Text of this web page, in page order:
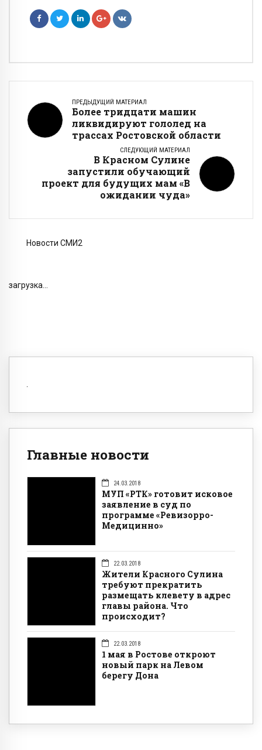
ПРЕДЫДУЩИЙ МАТЕРИАЛ
Более тридцати машин
ликвидируют гололед на
трассах Ростовской области
СЛЕДУЮЩИЙ МАТЕРИАЛ
В Красном Сулине
запустили обучающий
проект для будущих мам «В
ожидании чуда»
Новости СМИ2
загрузка...
Главные новости
24.03.2018
МУП «РТК» готовит исковое
заявление в суд по
программе «Ревизорро-
Медицинно»
22.03.2018
Жители Красного Сулина
требуют прекратить
размещать клевету в адрес
главы района. Что
происходит?
22.03.2018
1 мая в Ростове откроют
новый парк на Левом
берегу Дона